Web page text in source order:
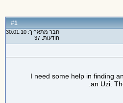
#
1
חבר מתאריך: 30.01.10
הודעות: 37
I need some help in finding
an Uzi.